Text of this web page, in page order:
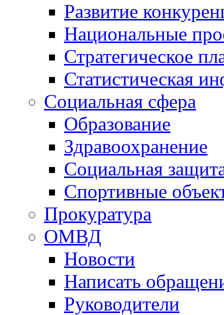
Развитие
Национальные
Стратегическое
Статистическая
Социальная сфера
Образование
Здравоохранение
Социальная
Спортивные
Прокуратура
ОМВД
Новости
Написать
Руководители